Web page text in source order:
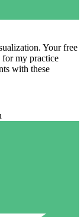
Your free
my practice
with these